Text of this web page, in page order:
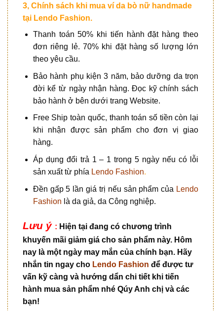
3, Chính sách khi mua ví da bò nữ handmade
tại Lendo Fashion.
Thanh toán 50% khi tiến hành đặt hàng theo
đơn riêng lẻ. 70% khi đặt hàng số lượng lớn
theo yêu cầu.
Bảo hành phụ kiện 3 năm, bảo dưỡng da trọn
đời kể từ ngày nhận hàng. Đọc kỹ chính sách
bảo hành ở bên dưới trang Website.
Free Ship toàn quốc, thanh toán số tiền còn lại
khi nhận được sản phẩm cho đơn vị giao
hàng.
Áp dụng đổi trả 1 – 1 trong 5 ngày nếu có lỗi
sản xuất từ phía Lendo Fashion.
Đền gấp 5 lần giá trị nếu sản phẩm của Lendo
Fashion là da giả, da Công nghiệp.
Lưu ý : Hiện tại đang có chương trình
khuyến mãi giảm giá cho sản phẩm này. Hôm
nay là một ngày may mắn của chính bạn. Hãy
nhắn tin ngay cho Lendo Fashion để được tư
vấn kỹ càng và hướng dẩn chi tiết khi tiến
hành mua sản phẩm nhé Qúy Anh chị và các
bạn!